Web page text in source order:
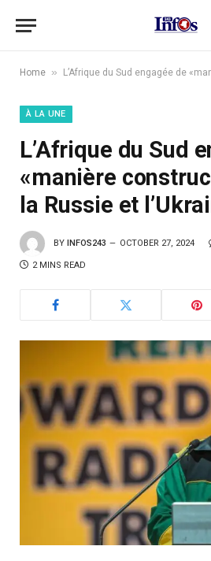
Home » L’Afrique du Sud engagée de «manière
À LA UNE
L’Afrique du Sud
«manière
la Russie et
BY INFOS243 OCTOBER 27, 2024
2 MINS READ